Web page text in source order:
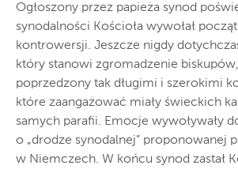
Ogłoszony przez papieża synod
synodalności Kościoła wywołał
kontrowersji. Jeszcze nigdy
który stanowi zgromadzenie
poprzedzony tak długimi i szerokimi
które zaangażować miały świeckich
samych parafii. Emocje wywoływały
o „drodze synodalnej” proponowanej
w Niemczech. W końcu synod zastał